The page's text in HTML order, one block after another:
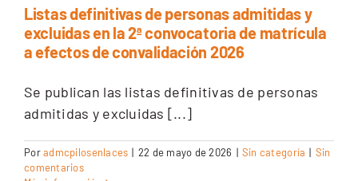
Listas definitivas de personas admitidas y
excluidas en la 2ª convocatoria de matrícula
a efectos de convalidación 2026
Se publican las listas definitivas de personas
admitidas y excluidas [...]
Poradmcpilosenlaces | 22 de mayo de 2026 | Sin categoría | Sin
comentarios